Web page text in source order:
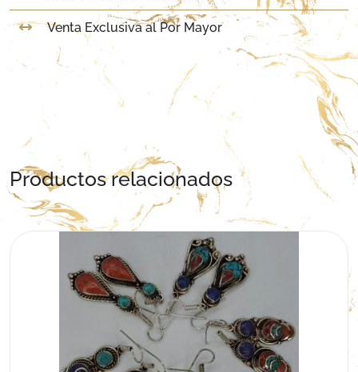
Venta Exclusiva al Por Mayor
Productos relacionados